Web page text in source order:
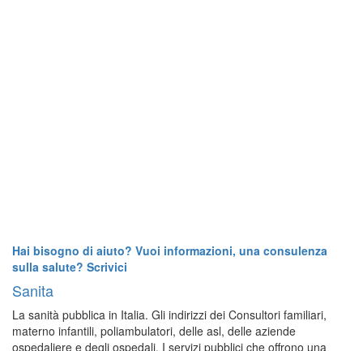
Hai bisogno di aiuto? Vuoi informazioni, una consulenza
sulla salute? Scrivici
Sanita
La sanità pubblica in Italia. Gli indirizzi dei Consultori familiari,
materno infantili, poliambulatori, delle asl, delle aziende
ospedaliere e degli ospedali. I servizi pubblici che offrono una